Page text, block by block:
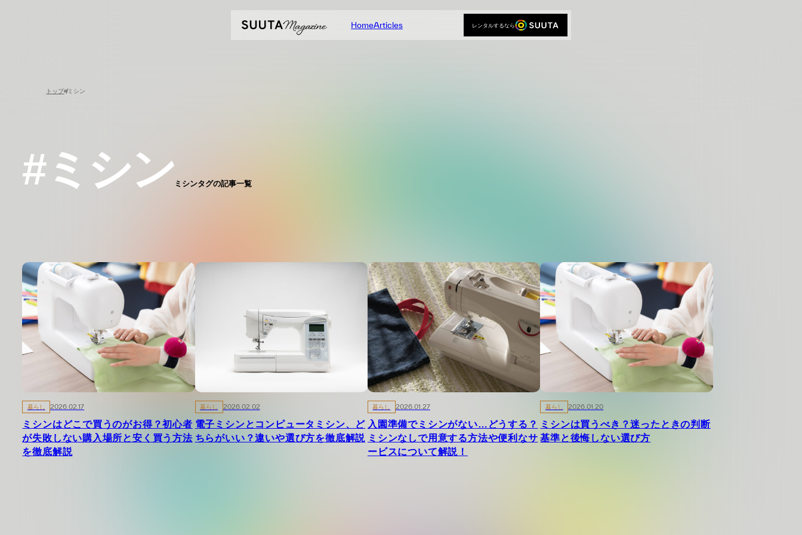
HomeArticles
レンタルするなら
トップ#ミシン
#ミシン ミシンタグの記事一覧
暮らし 2026.02.17
ミシンはどこで買うのがお得？初心者
が失敗しない購入場所と安く買う方法
を徹底解説
暮らし 2026.02.02
電子ミシンとコンピュータミシン、ど
ちらがいい？違いや選び方を徹底解説
暮らし 2026.01.27
入園準備でミシンがない…どうする？
ミシンなしで用意する方法や便利なサ
ービスについて解説！
暮らし 2026.01.20
ミシンは買うべき？迷ったときの判断
基準と後悔しない選び方